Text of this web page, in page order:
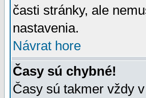
časti stránky, ale
nastavenia.
Návrat hore
Časy sú chybné!
Časy sú takmer vždy